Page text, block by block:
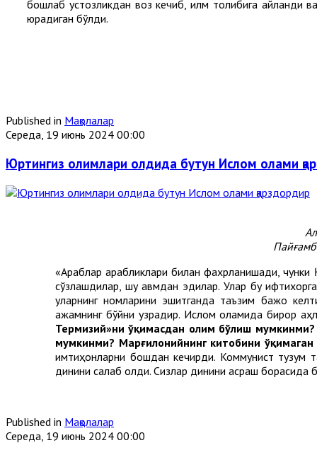
бошлаб устозликдан воз кечиб, илм толибига айланди
юрадиган бўлди.
Published in Мақолалар
Середа, 19 июнь 2024 00:00
Юртингиз олимлари олдида бутун Ислом олами
«Араблар арабликлари билан фахрланишади, чунки
сўзлашдилар, шу қавмдан эдилар. Улар бу
уларнинг номларини эшитганда таъзим бажо
ажамнинг бўйни узрадир. Ислом оламида бирор
Термизий»ни ўқимасдан олим бўлиш мумкинми?
мумкинми? Марғилонийнинг китобини
имтиҳонларни бошдан кечирди. Коммунист тузум
динини сақлаб қолди. Сизлар динини асраш борасида
Published in Мақолалар
Середа, 19 июнь 2024 00:00